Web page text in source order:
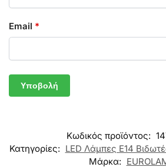
Email *
Κωδικός προϊόντος:
Κατηγορίες: LED Λάμπες E14
Μάρκα: